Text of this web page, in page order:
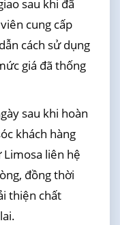
sau khi đã
cung cấp
cách sử dụng
giá đã thống
sau khi hoàn
khách hàng
Limosa liên hệ
đồng thời
thiện chất